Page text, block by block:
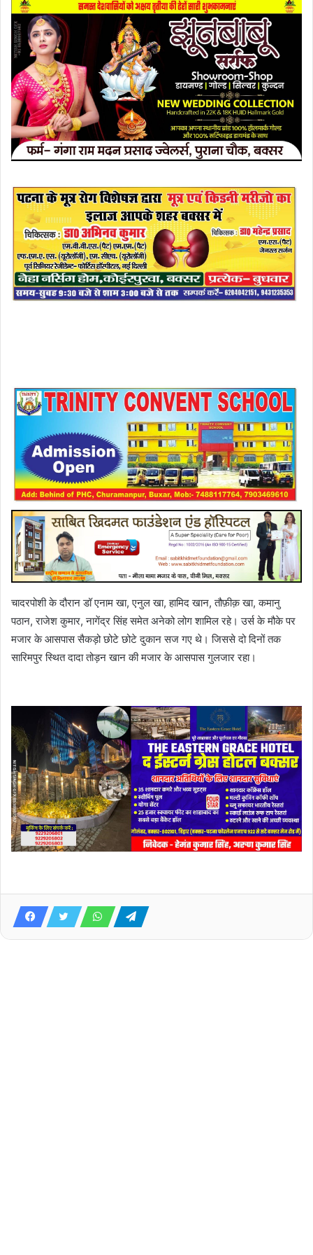
चादरपोशी के दौरान डॉ एनाम खा, एनुल खा, हामिद खान, तौफ़ीक़ खा, कमानु
पठान, राजेश कुमार, नागेंद्र सिंह समेत अनेको लोग शामिल रहे। उर्स के मौके पर
मजार के आसपास सैकड़ो छोटे छोटे दुकान सज गए थे। जिससे दो दिनों तक
सारिमपुर स्थित दादा तोड़न खान की मजार के आसपास गुलजार रहा।